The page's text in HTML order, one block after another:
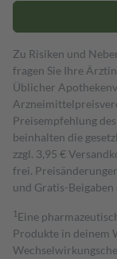
Zu Risiken und
fragen Sie Ihre
Üblicher
Preisempfehlung
beinhalten die
zzgl. 3,95 €
frei.
und Gratis-
1 Eine
Produkte in deinem